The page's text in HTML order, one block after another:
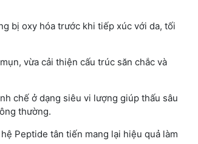
bị oxy hóa trước khi tiếp xúc với da, tối
vừa cải thiện cấu trúc săn chắc và
chế ở dạng siêu vi lượng giúp thấu sâu
thường.
Peptide tân tiến mang lại hiệu quả làm